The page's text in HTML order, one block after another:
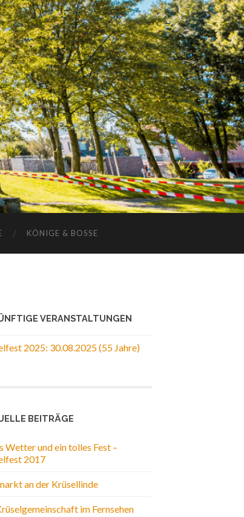
KÖNIGE & BOSSE
VERANSTALTUNGEN
2025: 30.08.2025 (55 Jahre)
BEITRÄGE
Wetter und ein tolles Fest –
2017
an der Krüsellinde
im Fernsehen